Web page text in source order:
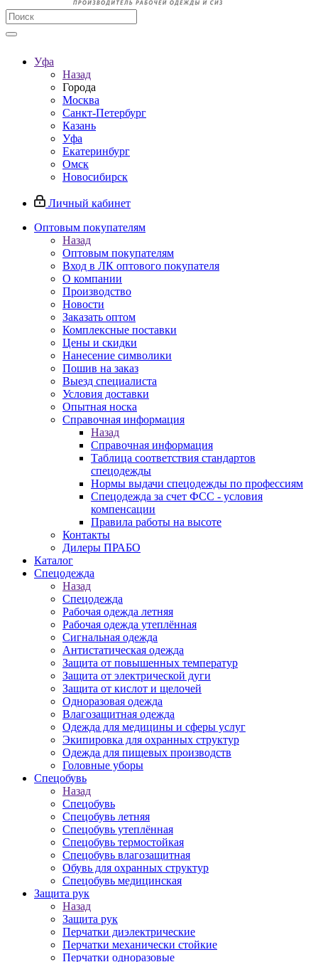
Уфа
Назад
Города
Москва
Санкт-Петербург
Казань
Уфа
Екатеринбург
Омск
Новосибирск
Личный кабинет
Оптовым покупателям
Назад
Оптовым покупателям
Вход в ЛК оптового покупателя
О компании
Производство
Новости
Заказать оптом
Комплексные поставки
Цены и скидки
Нанесение символики
Пошив на заказ
Выезд специалиста
Условия доставки
Опытная носка
Справочная информация
Назад
Справочная информация
Таблица соответствия стандартов
спецодежды
Нормы выдачи спецодежды по профессиям
Спецодежда за счет ФСС - условия
компенсации
Правила работы на высоте
Контакты
Дилеры ПРАБО
Каталог
Спецодежда
Назад
Спецодежда
Рабочая одежда летняя
Рабочая одежда утеплённая
Сигнальная одежда
Антистатическая одежда
Защита от повышенных температур
Защита от электрической дуги
Защита от кислот и щелочей
Одноразовая одежда
Влагозащитная одежда
Одежда для медицины и сферы услуг
Экипировка для охранных структур
Одежда для пищевых производств
Головные уборы
Спецобувь
Назад
Спецобувь
Спецобувь летняя
Спецобувь утеплённая
Спецобувь термостойкая
Спецобувь влагозащитная
Обувь для охранных структур
Спецобувь медицинская
Защита рук
Назад
Защита рук
Перчатки диэлектрические
Перчатки механически стойкие
Перчатки одноразовые